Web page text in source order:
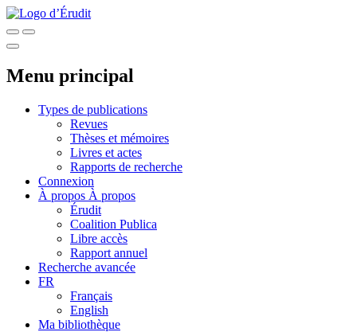
Menu principal
Types de publications
Revues
Thèses et mémoires
Livres et actes
Rapports de recherche
Connexion
À propos À propos
Érudit
Coalition Publica
Libre accès
Rapport annuel
Recherche avancée
FR
Français
English
Ma bibliothèque